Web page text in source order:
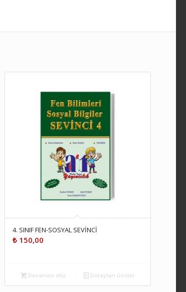
4. SINIF FEN-SOSYAL SEVİNCİ
₺ 150,00
Devamını oku Detayları Göster